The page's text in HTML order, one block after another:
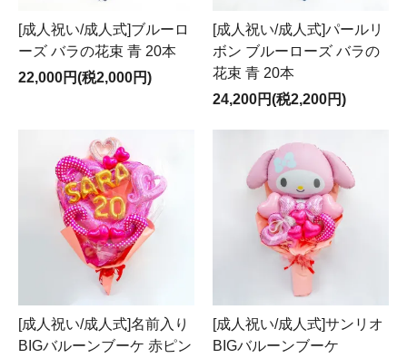
[成人祝い/成人式]ブルーロ
ーズ バラの花束 青 20本
22,000円(税2,000円)
[成人祝い/成人式]パールリ
ボン ブルーローズ バラの
花束 青 20本
24,200円(税2,200円)
[成人祝い/成人式]名前入り
BIGバルーンブーケ 赤ピン
[成人祝い/成人式]サンリオ
BIGバルーンブーケ